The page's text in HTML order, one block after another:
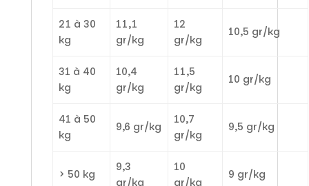
21 à 30
kg
11,1
gr/kg
12
gr/kg
10,5 gr/kg
31 à 40
kg
10,4
gr/kg
11,5
gr/kg
10 gr/kg
41 à 50
kg
9,6 gr/kg
10,7
gr/kg
9,5 gr/kg
> 50 kg
9,3
gr/kg
10
gr/kg
9 gr/kg